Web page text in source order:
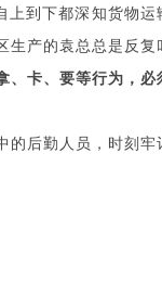
上到下都深知货物运
产的袁总总是反复
、卡、要等行为，必
的后勤人员，时刻牢